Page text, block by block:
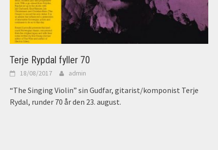
Terje Rypdal fyller 70
18/08/2017 admin
“The Singing Violin” sin Gudfar, gitarist/komponist Terje
Rydal, runder 70 år den 23. august.